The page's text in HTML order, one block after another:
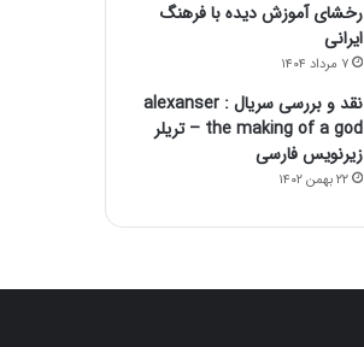
رخشای آموزش دیده با فرهنگ
ایرانی
۷ مرداد ۱۴۰۴
نقد و بررسی سریال alexanser :
the making of a god – تریلر
زیرنویس فارسی
۲۲ بهمن ۱۴۰۲